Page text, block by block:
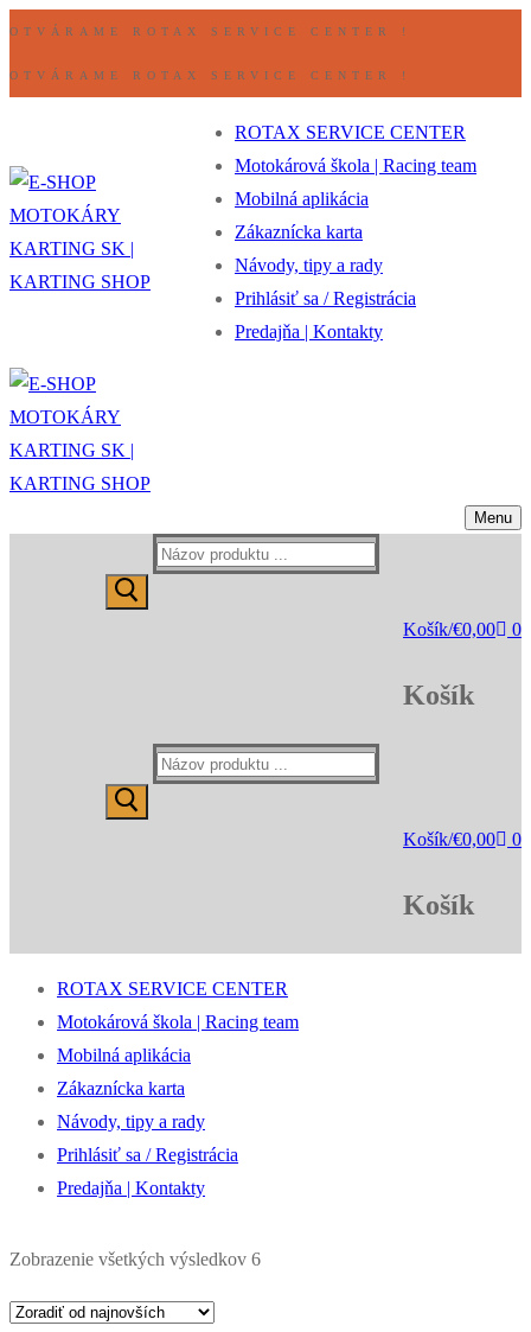
Preskočiť
Ponuka
Zavrieť
OTVÁRAME ROTAX SERVICE CENTER !
OTVÁRAME ROTAX SERVICE CENTER !
ROTAX SERVICE CENTER
Motokárová škola | Racing team
Mobilná aplikácia
Zákaznícka karta
Návody, tipy a rady
Prihlásiť sa / Registrácia
Predajňa | Kontakty
Menu
Hľadať:
Košík/€0,00 0
Košík
Hľadať:
Košík/€0,00 0
Košík
ROTAX SERVICE CENTER
Motokárová škola | Racing team
Mobilná aplikácia
Zákaznícka karta
Návody, tipy a rady
Prihlásiť sa / Registrácia
Predajňa | Kontakty
Zobrazenie všetkých výsledkov 6Zoradené